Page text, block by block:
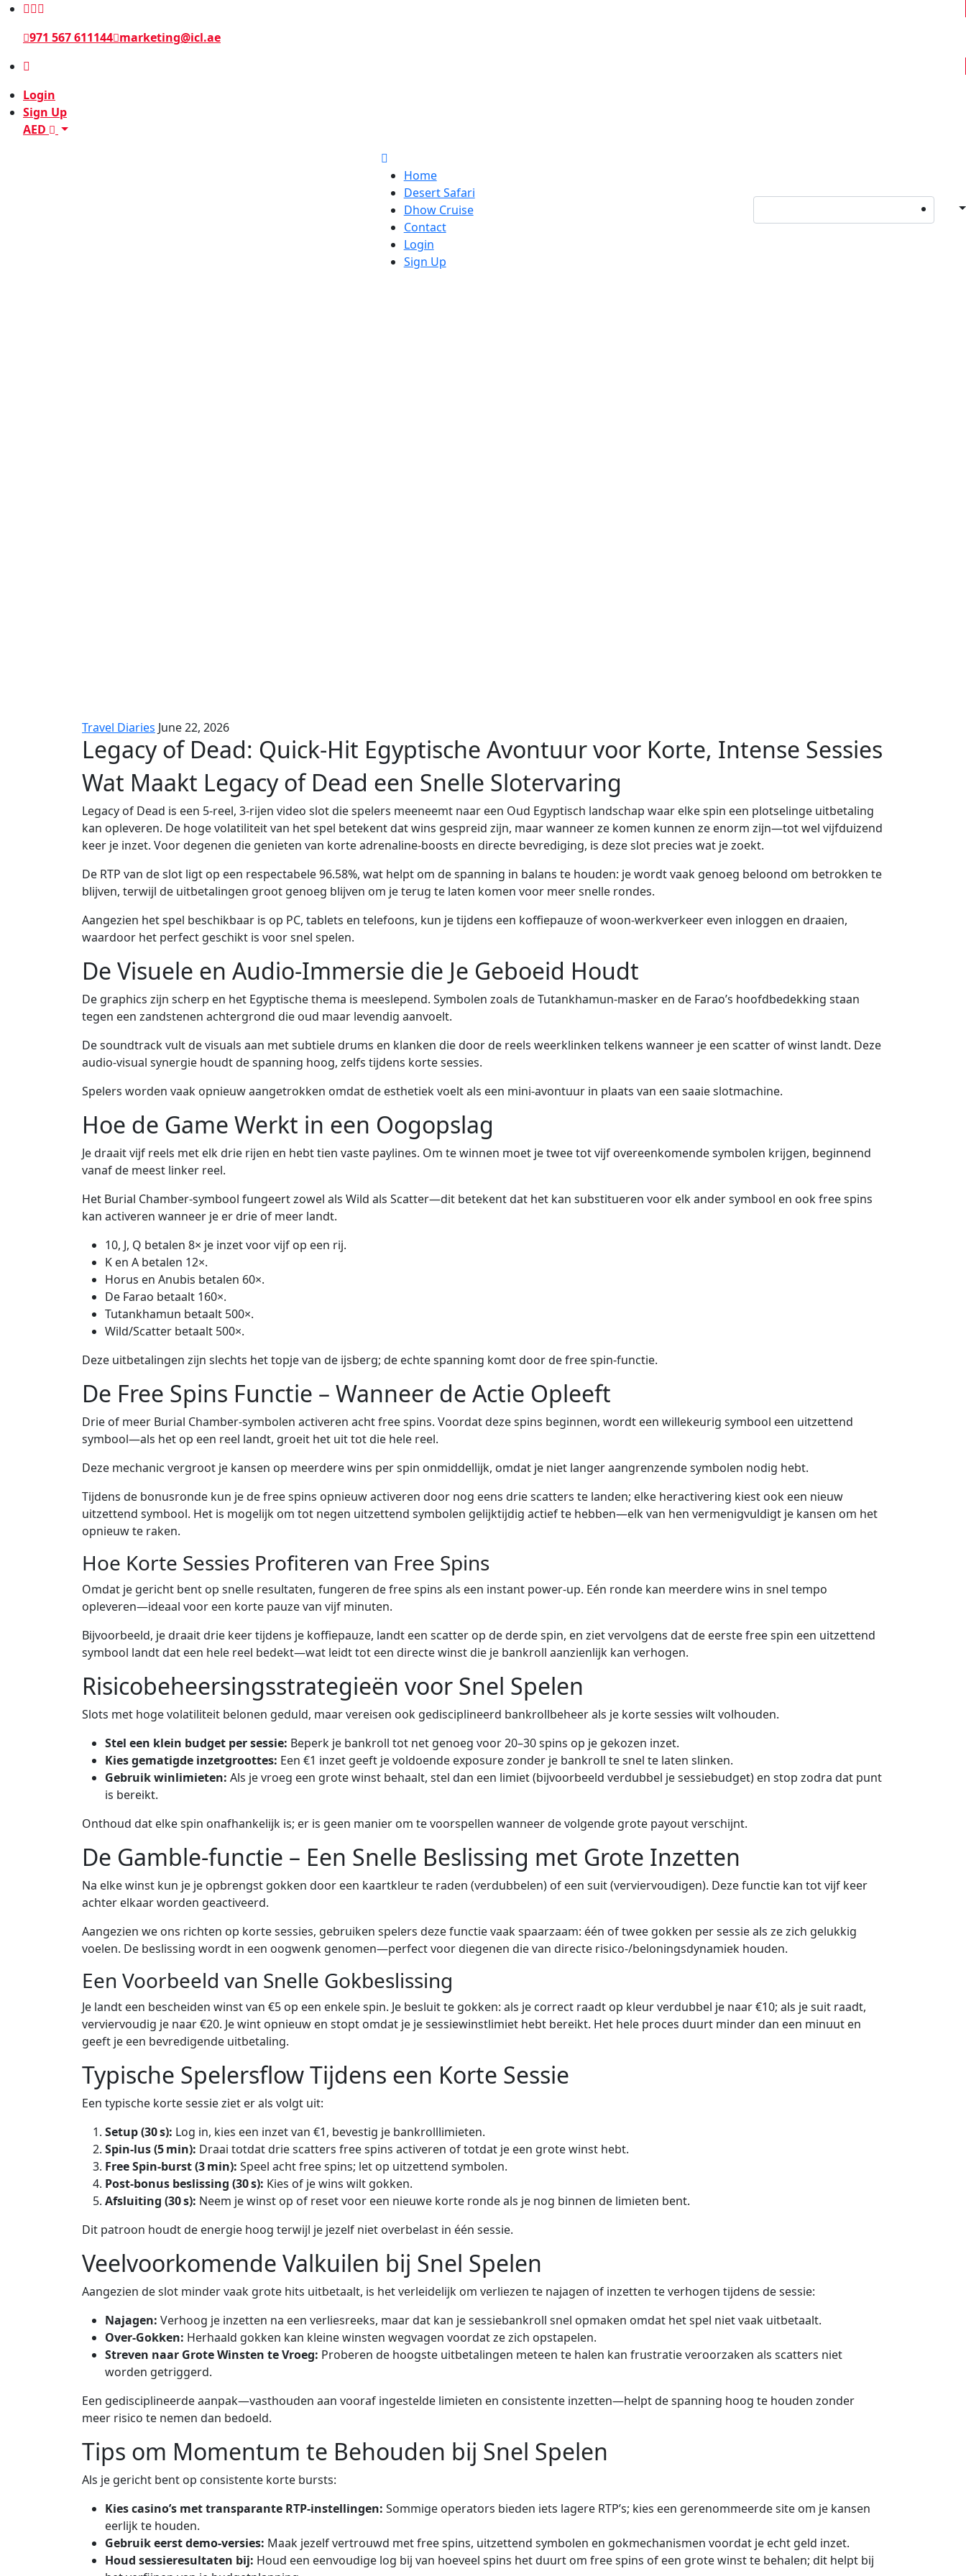
971 567 611144 marketing@icl.ae
Login
Sign Up
AED
Home
Desert Safari
Dhow Cruise
Contact
Login
Sign Up
Travel Diaries June 22, 2026
Legacy of Dead: Quick‑Hit Egyptische Avontuur voor Korte, Intense Sessies
Wat Maakt Legacy of Dead een Snelle Slotervaring
Legacy of Dead is een 5‑reel, 3‑rijen video slot die spelers meeneemt naar een Oud Egyptisch landschap waar elke spin een plotselinge uitbetaling
kan opleveren. De hoge volatiliteit van het spel betekent dat wins gespreid zijn, maar wanneer ze komen kunnen ze enorm zijn—tot wel vijfduizend
keer je inzet. Voor degenen die genieten van korte adrenaline‑boosts en directe bevrediging, is deze slot precies wat je zoekt.
De RTP van de slot ligt op een respectabele 96.58%, wat helpt om de spanning in balans te houden: je wordt vaak genoeg beloond om betrokken te
blijven, terwijl de uitbetalingen groot genoeg blijven om je terug te laten komen voor meer snelle rondes.
Aangezien het spel beschikbaar is op PC, tablets en telefoons, kun je tijdens een koffiepauze of woon-werkverkeer even inloggen en draaien,
waardoor het perfect geschikt is voor snel spelen.
De Visuele en Audio-Immersie die Je Geboeid Houdt
De graphics zijn scherp en het Egyptische thema is meeslepend. Symbolen zoals de Tutankhamun-masker en de Farao’s hoofdbedekking staan
tegen een zandstenen achtergrond die oud maar levendig aanvoelt.
De soundtrack vult de visuals aan met subtiele drums en klanken die door de reels weerklinken telkens wanneer je een scatter of winst landt. Deze
audio-visual synergie houdt de spanning hoog, zelfs tijdens korte sessies.
Spelers worden vaak opnieuw aangetrokken omdat de esthetiek voelt als een mini‑avontuur in plaats van een saaie slotmachine.
Hoe de Game Werkt in een Oogopslag
Je draait vijf reels met elk drie rijen en hebt tien vaste paylines. Om te winnen moet je twee tot vijf overeenkomende symbolen krijgen, beginnend
vanaf de meest linker reel.
Het Burial Chamber-symbool fungeert zowel als Wild als Scatter—dit betekent dat het kan substitueren voor elk ander symbool en ook free spins
kan activeren wanneer je er drie of meer landt.
10, J, Q betalen 8× je inzet voor vijf op een rij.
K en A betalen 12×.
Horus en Anubis betalen 60×.
De Farao betaalt 160×.
Tutankhamun betaalt 500×.
Wild/Scatter betaalt 500×.
Deze uitbetalingen zijn slechts het topje van de ijsberg; de echte spanning komt door de free spin‑functie.
De Free Spins Functie – Wanneer de Actie Opleeft
Drie of meer Burial Chamber-symbolen activeren acht free spins. Voordat deze spins beginnen, wordt een willekeurig symbool een uitzettend
symbool—als het op een reel landt, groeit het uit tot die hele reel.
Deze mechanic vergroot je kansen op meerdere wins per spin onmiddellijk, omdat je niet langer aangrenzende symbolen nodig hebt.
Tijdens de bonusronde kun je de free spins opnieuw activeren door nog eens drie scatters te landen; elke heractivering kiest ook een nieuw
uitzettend symbool. Het is mogelijk om tot negen uitzettend symbolen gelijktijdig actief te hebben—elk van hen vermenigvuldigt je kansen om het
opnieuw te raken.
Hoe Korte Sessies Profiteren van Free Spins
Omdat je gericht bent op snelle resultaten, fungeren de free spins als een instant power‑up. Eén ronde kan meerdere wins in snel tempo
opleveren—ideaal voor een korte pauze van vijf minuten.
Bijvoorbeeld, je draait drie keer tijdens je koffiepauze, landt een scatter op de derde spin, en ziet vervolgens dat de eerste free spin een uitzettend
symbool landt dat een hele reel bedekt—wat leidt tot een directe winst die je bankroll aanzienlijk kan verhogen.
Risicobeheersingsstrategieën voor Snel Spelen
Slots met hoge volatiliteit belonen geduld, maar vereisen ook gedisciplineerd bankrollbeheer als je korte sessies wilt volhouden.
Stel een klein budget per sessie: Beperk je bankroll tot net genoeg voor 20–30 spins op je gekozen inzet.
Kies gematigde inzetgroottes: Een €1 inzet geeft je voldoende exposure zonder je bankroll te snel te laten slinken.
Gebruik winlimieten: Als je vroeg een grote winst behaalt, stel dan een limiet (bijvoorbeeld verdubbel je sessiebudget) en stop zodra dat punt
is bereikt.
Onthoud dat elke spin onafhankelijk is; er is geen manier om te voorspellen wanneer de volgende grote payout verschijnt.
De Gamble‑functie – Een Snelle Beslissing met Grote Inzetten
Na elke winst kun je je opbrengst gokken door een kaartkleur te raden (verdubbelen) of een suit (verviervoudigen). Deze functie kan tot vijf keer
achter elkaar worden geactiveerd.
Aangezien we ons richten op korte sessies, gebruiken spelers deze functie vaak spaarzaam: één of twee gokken per sessie als ze zich gelukkig
voelen. De beslissing wordt in een oogwenk genomen—perfect voor diegenen die van directe risico‑/beloningsdynamiek houden.
Een Voorbeeld van Snelle Gokbeslissing
Je landt een bescheiden winst van €5 op een enkele spin. Je besluit te gokken: als je correct raadt op kleur verdubbel je naar €10; als je suit raadt,
verviervoudig je naar €20. Je wint opnieuw en stopt omdat je je sessiewinstlimiet hebt bereikt. Het hele proces duurt minder dan een minuut en
geeft je een bevredigende uitbetaling.
Typische Spelersflow Tijdens een Korte Sessie
Een typische korte sessie ziet er als volgt uit:
Setup (30 s): Log in, kies een inzet van €1, bevestig je bankrolllimieten.
Spin‑lus (5 min): Draai totdat drie scatters free spins activeren of totdat je een grote winst hebt.
Free Spin‑burst (3 min): Speel acht free spins; let op uitzettend symbolen.
Post-bonus beslissing (30 s): Kies of je wins wilt gokken.
Afsluiting (30 s): Neem je winst op of reset voor een nieuwe korte ronde als je nog binnen de limieten bent.
Dit patroon houdt de energie hoog terwijl je jezelf niet overbelast in één sessie.
Veelvoorkomende Valkuilen bij Snel Spelen
Aangezien de slot minder vaak grote hits uitbetaalt, is het verleidelijk om verliezen te najagen of inzetten te verhogen tijdens de sessie:
Najagen: Verhoog je inzetten na een verliesreeks, maar dat kan je sessiebankroll snel opmaken omdat het spel niet vaak uitbetaalt.
Over‑Gokken: Herhaald gokken kan kleine winsten wegvagen voordat ze zich opstapelen.
Streven naar Grote Winsten te Vroeg: Proberen de hoogste uitbetalingen meteen te halen kan frustratie veroorzaken als scatters niet
worden getriggerd.
Een gedisciplineerde aanpak—vasthouden aan vooraf ingestelde limieten en consistente inzetten—helpt de spanning hoog te houden zonder
meer risico te nemen dan bedoeld.
Tips om Momentum te Behouden bij Snel Spelen
Als je gericht bent op consistente korte bursts:
Kies casino’s met transparante RTP‑instellingen: Sommige operators bieden iets lagere RTP’s; kies een gerenommeerde site om je kansen
eerlijk te houden.
Gebruik eerst demo‑versies: Maak jezelf vertrouwd met free spins, uitzettend symbolen en gokmechanismen voordat je echt geld inzet.
Houd sessieresultaten bij: Houd een eenvoudige log bij van hoeveel spins het duurt om free spins of een grote winst te behalen; dit helpt bij